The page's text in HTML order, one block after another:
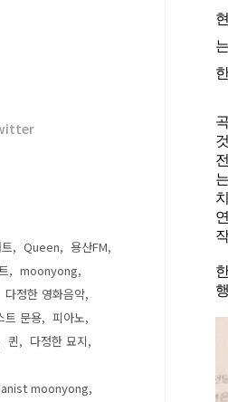
Queen
용산FM
moonyong
다정한 영화음악
트 문용
피아노
퀸
다정한 묘지
moonyong